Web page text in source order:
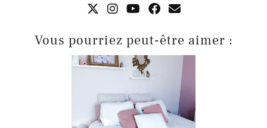
Vous pourriez peut-être aimer :